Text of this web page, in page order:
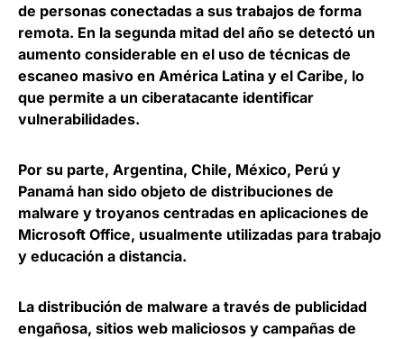
de personas conectadas a sus trabajos de forma
remota. En la segunda mitad del año se detectó un
aumento considerable en el uso de técnicas de
escaneo masivo en América Latina y el Caribe, lo
que permite a un ciberatacante identificar
vulnerabilidades.
Por su parte, Argentina, Chile, México, Perú y
Panamá han sido objeto de distribuciones de
malware y troyanos centradas en aplicaciones de
Microsoft Office, usualmente utilizadas para trabajo
y educación a distancia.
La distribución de malware a través de publicidad
engañosa, sitios web maliciosos y campañas de